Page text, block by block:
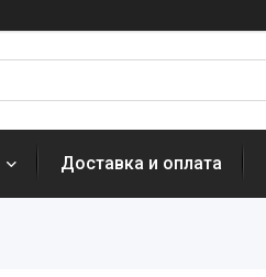
Доставка и оплата